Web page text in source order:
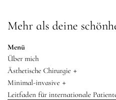
Mehr als deine
Menü
Über mich
Ästhetische Chirurgie +
Minimal-invasive +
Leitfaden für internationale